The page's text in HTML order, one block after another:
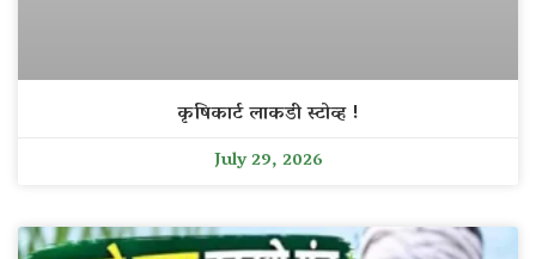
कृषिकार्ट लाकडी स्टोव्ह !
July 29, 2026